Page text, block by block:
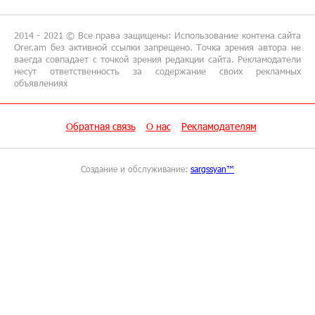
Предателя Пашиняна нужно скинуть с трона.
Глава МИД Иордании: Подписание мирного
соглашения между Арменией и
2014 - 2021 © Все права защищены: Использование контена сайта
Orer.am без активной ссылки запрещено. Точка зрения автора не
ваегда совпадает с точкой зрения редакции сайта. Рекламодатели
несут ответственность за содержание своих рекламных
объявлениях
Обратная связь О нас Рекламодателям
Создание и обслуживание: sargssyan™